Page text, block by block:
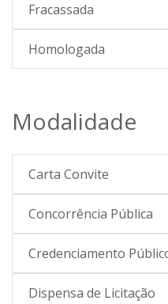
Fracassada
Homologada
Modalidade
Carta Convite
Concorrência Pública
Credenciamento
Dispensa de Licitação